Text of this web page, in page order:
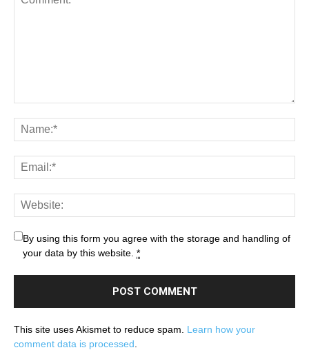
By using this form you agree with the storage and handling of
your data by this website. *
This site uses Akismet to reduce spam. Learn how your
comment data is processed